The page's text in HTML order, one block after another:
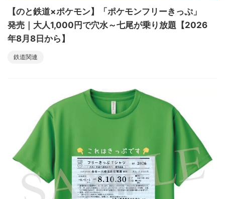
【のと鉄道×ポケモン】「ポケモンフリーきっぷ」
発売｜大人1,000円で穴水～七尾が乗り放題【2026
年8月8日から】
鉄道関連